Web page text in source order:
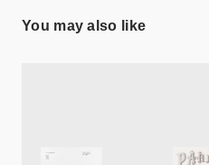
You may also like